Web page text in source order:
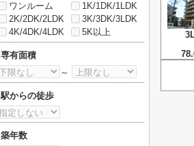
ワンルーム
1K/1DK/1LDK
2K/2DK/2LDK
3K/3DK/3LDK
4K/4DK/4LDK
5K以上
専有面積
～
駅からの徒歩
築年数